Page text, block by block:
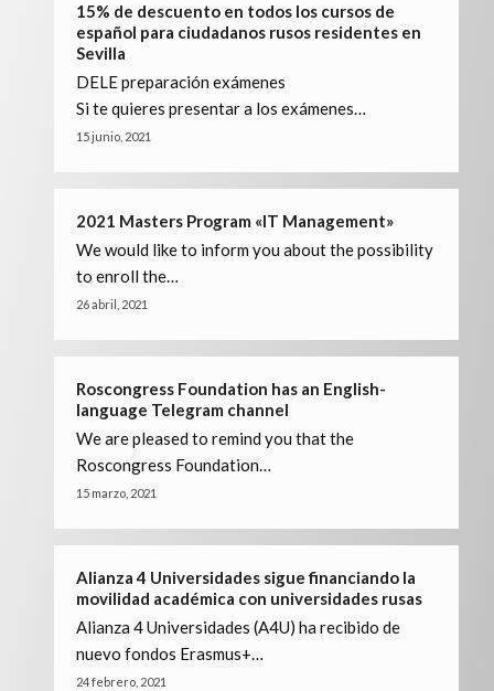
15% de descuento en todos los cursos de
español para ciudadanos rusos residentes en
Sevilla
DELE preparación exámenes
Si te quieres presentar a los exámenes…
15 junio, 2021
2021 Masters Program «IT Management»
We would like to inform you about the possibility
to enroll the…
26 abril, 2021
Roscongress Foundation has an English-
language Telegram channel
We are pleased to remind you that the
Roscongress Foundation…
15 marzo, 2021
Alianza 4 Universidades sigue financiando la
movilidad académica con universidades rusas
Alianza 4 Universidades (A4U) ha recibido de
nuevo fondos Erasmus+…
24 febrero, 2021